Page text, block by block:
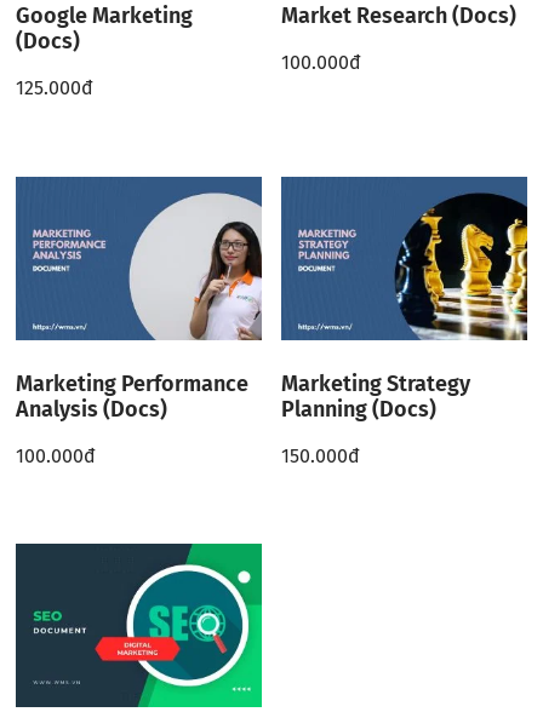
Google Marketing
(Docs)
125.000đ
Market Research (Docs)
100.000đ
Marketing Performance
Analysis (Docs)
100.000đ
Marketing Strategy
Planning (Docs)
150.000đ